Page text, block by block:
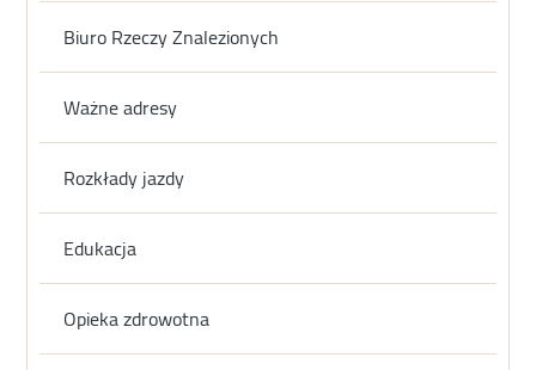
Biuro Rzeczy Znalezionych
Ważne adresy
Rozkłady jazdy
Edukacja
Opieka zdrowotna